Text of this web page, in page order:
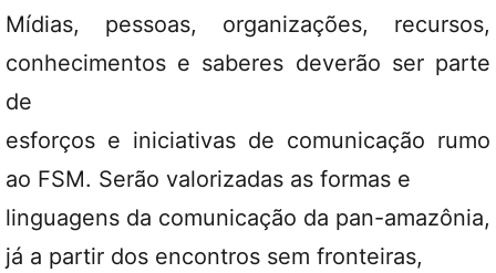
Mídias, pessoas, organizações, recursos,
conhecimentos e saberes deverão ser parte
de
esforços e iniciativas de comunicação rumo
ao FSM. Serão valorizadas as formas e
linguagens da comunicação da pan-amazônia,
já a partir dos encontros sem fronteiras,